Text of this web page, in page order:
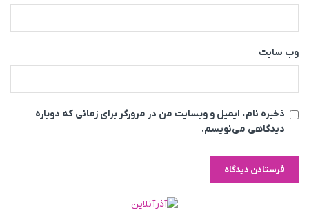
وب‌ سایت
ذخیره نام، ایمیل و وبسایت من در مرورگر برای زمانی که دوباره
دیدگاهی می‌نویسم.